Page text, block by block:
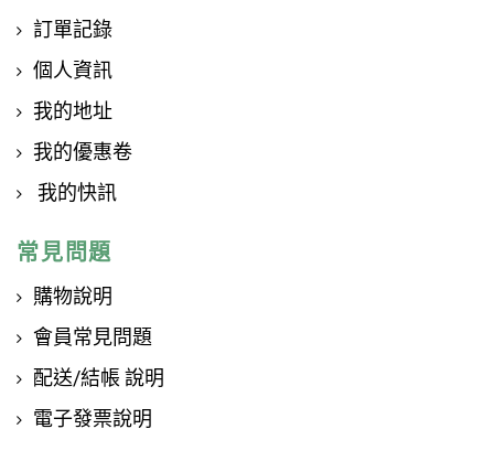
訂單記錄
個人資訊
我的地址
我的優惠卷
我的快訊
常見問題
購物說明
會員常見問題
配送/結帳 說明
電子發票說明